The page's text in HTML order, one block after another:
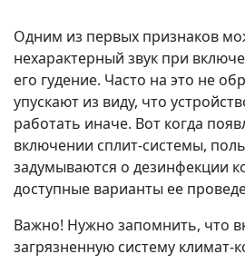
Одним из первых признаков
нехарактерный звук при
его гудение. Часто на это не
упускают из виду, что
работать иначе. Вот когда
включении сплит-системы,
задумываются о дезинфекции
доступные варианты ее
Важно! Нужно запомнить, что
загрязненную систему климат-